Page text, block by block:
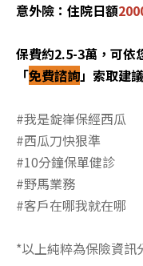
意外險：住院日額
保費約2.5-3萬，可依
「免費諮詢」索取建
#我是錠嵂保經西瓜
#西瓜刀快狠準
#10分鐘保單健診
#野馬業務
#客戶在哪我就在哪
*以上純粹為保險資訊